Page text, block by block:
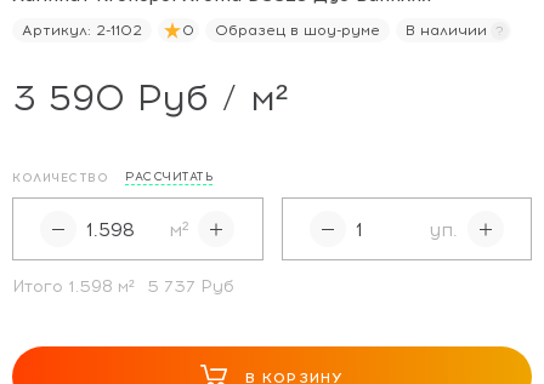
Артикул: 2-1102 0 Образец в шоу-руме В наличии
3 590 Руб / м²
КОЛИЧЕСТВО РАССЧИТАТЬ
м² уп.
Итого 1.598 м² 5 737 Руб
В КОРЗИНУ